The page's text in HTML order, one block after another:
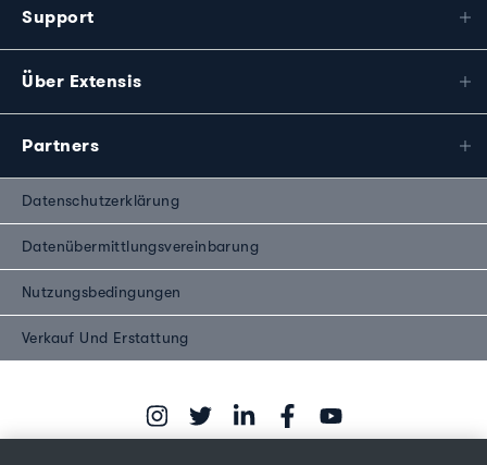
Support
Über Extensis
Partners
Datenschutzerklärung
Datenübermittlungsvereinbarung
Nutzungsbedingungen
Verkauf Und Erstattung